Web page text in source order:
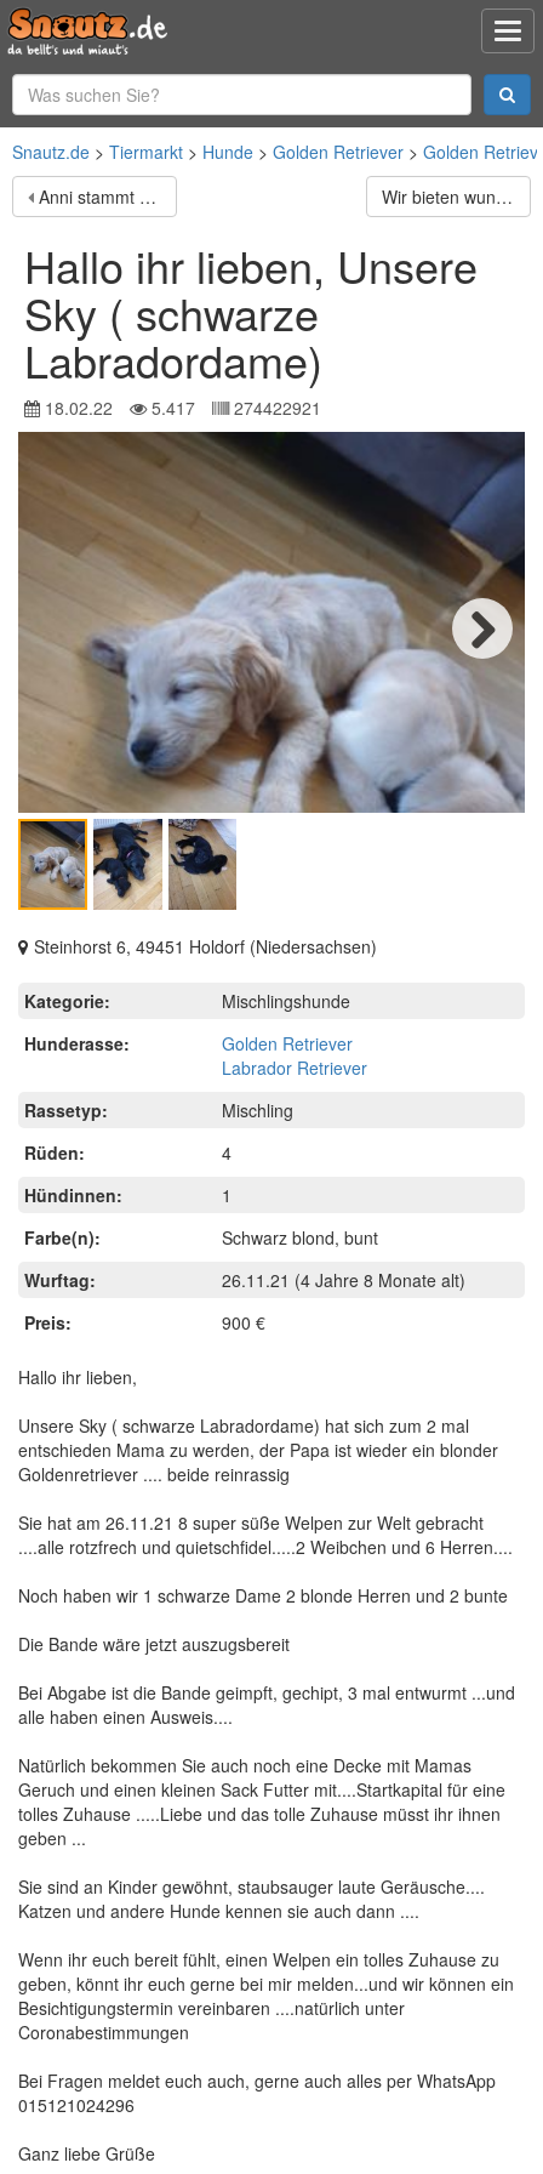
Snautz.de Tiermarkt Hunde Golden Retriever
Golden
Anni stammt aus unserer eigenen Nachzucht Sie versteht
Wir bieten wunderschöne perfekt sozialisierte Kangala
Hallo ihr lieben, Unsere
Sky ( schwarze
Labradordame)
18.02.22 5.417 274422921
Next
Steinhorst 6, 49451 Holdorf (Niedersachsen)
Kategorie:
Mischlingshunde
Hunderasse:
Golden Retriever
Labrador Retriever
Rassetyp:
Mischling
Rüden:
4
Hündinnen:
1
Farbe(n):
Schwarz blond, bunt
Wurftag:
26.11.21 (4 Jahre 8 Monate alt)
Preis:
900 €
Hallo ihr lieben,
Unsere Sky ( schwarze Labradordame) hat sich zum 2 mal
entschieden Mama zu werden, der Papa ist wieder ein blonder
Goldenretriever .... beide reinrassig
Sie hat am 26.11.21 8 super süße Welpen zur Welt gebracht
....alle rotzfrech und quietschfidel.....2 Weibchen und 6 Herren....
Noch haben wir 1 schwarze Dame 2 blonde Herren und 2 bunte
Die Bande wäre jetzt auszugsbereit
Bei Abgabe ist die Bande geimpft, gechipt, 3 mal entwurmt ...und
alle haben einen Ausweis....
Natürlich bekommen Sie auch noch eine Decke mit Mamas
Geruch und einen kleinen Sack Futter mit....Startkapital für eine
tolles Zuhause .....Liebe und das tolle Zuhause müsst ihr ihnen
geben ...
Sie sind an Kinder gewöhnt, staubsauger laute Geräusche....
Katzen und andere Hunde kennen sie auch dann ....
Wenn ihr euch bereit fühlt, einen Welpen ein tolles Zuhause zu
geben, könnt ihr euch gerne bei mir melden...und wir können ein
Besichtigungstermin vereinbaren ....natürlich unter
Coronabestimmungen
Bei Fragen meldet euch auch, gerne auch alles per WhatsApp
015121024296
Ganz liebe Grüße